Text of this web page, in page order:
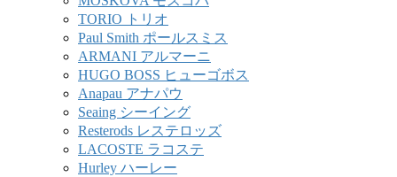
TORIO トリオ
Paul Smith ポールスミス
ARMANI アルマーニ
HUGO BOSS ヒューゴボス
Anapau アナパウ
Seaing シーイング
Resterods レステロッズ
LACOSTE ラコステ
Hurley ハーレー